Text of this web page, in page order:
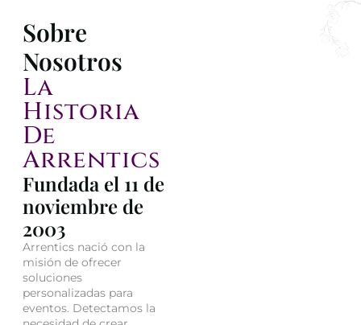
Sobre
Nosotros
La
Historia
De
Arrentics
Fundada el 11 de
noviembre de
2003
Arrentics nació con la
misión de ofrecer
soluciones
personalizadas para
eventos. Detectamos la